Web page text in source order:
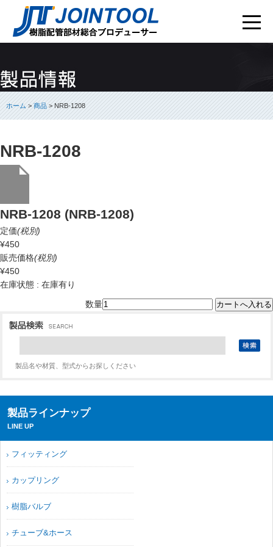
ホーム>商品> NRB-1208
NRB-1208
NRB-1208 (NRB-1208)
定価(税別)
¥450
販売価格(税別)
¥450
在庫状態 : 在庫有り
数量
製品名や材質、型式からお探しください
製品ラインナップ
LINE UP
フィッティング
カップリング
樹脂バルブ
チューブ&ホース